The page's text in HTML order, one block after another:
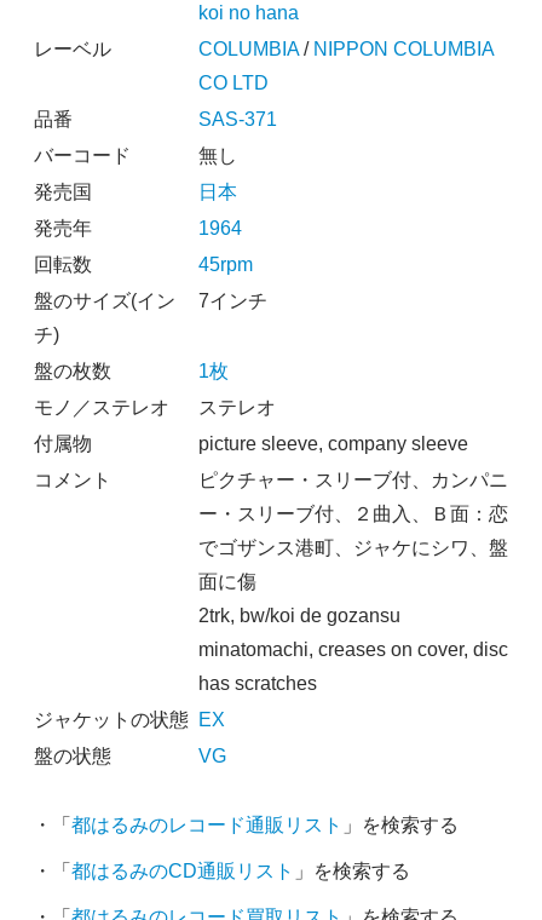
koi no hana
レーベル
COLUMBIA/ NIPPON COLUMBIA
CO LTD
品番
SAS-371
バーコード
無し
発売国
日本
発売年
1964
回転数
45rpm
盤のサイズ(イン
チ)
7インチ
盤の枚数
1枚
モノ／ステレオ
ステレオ
付属物
picture sleeve, company sleeve
コメント
ピクチャー・スリーブ付、カンパニ
ー・スリーブ付、２曲入、Ｂ面：恋
でゴザンス港町、ジャケにシワ、盤
面に傷
2trk, bw/koi de gozansu
minatomachi, creases on cover, disc
has scratches
ジャケットの状態 EX
盤の状態
VG
・「 都はるみのレコード通販リスト 」を検索する
・「 都はるみのCD通販リスト 」を検索する